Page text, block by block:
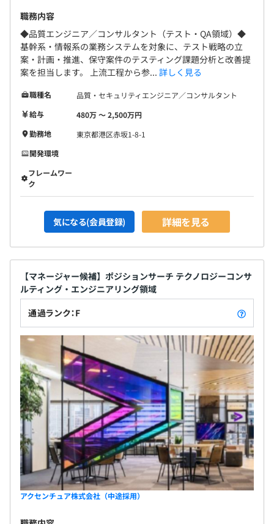
職務内容
◆品質エンジニア／コンサルタント（テスト・QA領域）◆
基幹系・情報系の業務システムを対象に、テスト戦略の立
案・計画・推進、保守案件のテスティング課題分析と改善提
案を担当します。 上流工程から参... 詳しく見る
職種名
品質・セキュリティエンジニア／コンサルタント
給与
480万 〜 2,500万円
勤務地
東京都港区赤坂1-8-1
開発環境
フレームワー
ク
気になる(会員登録) 詳細を見る
【マネージャー候補】ポジションサーチ テクノロジーコンサ
ルティング・エンジニアリング領域
通過ランク：F
アクセンチュア株式会社（中途採用）